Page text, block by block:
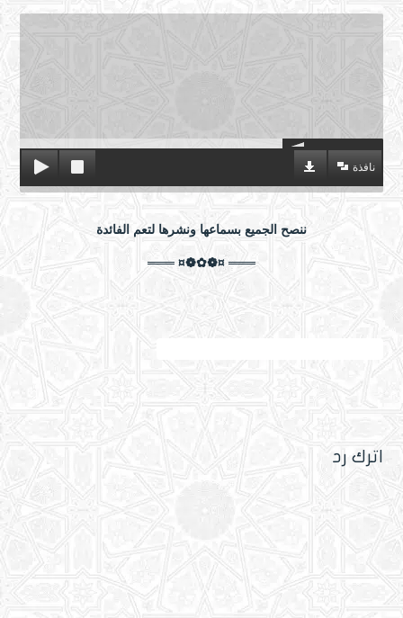
نافذة
ننصح الجميع بسماعها ونشرها لتعم الفائدة
═══ ¤❁✿❁¤ ═══
اترك رد